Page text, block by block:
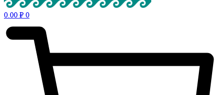
0.00 ₽ 0